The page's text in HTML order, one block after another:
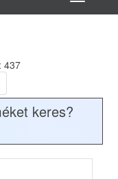
437
keres?